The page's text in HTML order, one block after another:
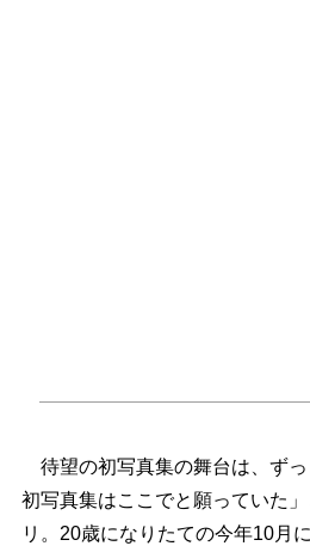
待望の初写真集の舞台は、ずっ
初写真集はここでと願っていた
リ。20歳になりたての今年10月